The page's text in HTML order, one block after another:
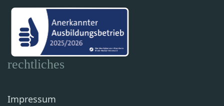
rechtliches
Impressum